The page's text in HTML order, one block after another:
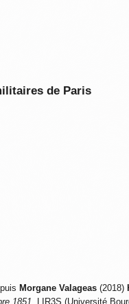
de Paris
Morgane Valageas (2018)
1851 , LIR3S (Université